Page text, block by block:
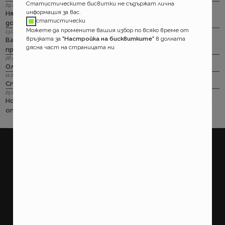
29.12.2018 г.
Няма да работим на 31-ви. Весело посрещане на една по -
добра година.
13.08.2018 г.
Важно! Вашата полица в Олимпик трябва да бъде
прекратена на 17.08.2018г
26.07.2018 г.
Олимпик са вече без лиценз
11.05.2018 г.
Спираме Олимпик
25.01.2018 г.
Нова вълна на чувствително поскъпване на ГО-то тръгва
от следващата седмица
Статистическите бисвитки не съдържат лична
информация за вас.
статистически
Можете да промените вашия избор по всяко време от
връзката за "Настройка на бисквитките" в долната
дясна част на страницата ни